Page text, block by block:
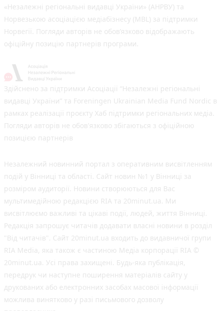
«Незалежні регіональні видавці України» (АНРВУ) та
Норвезькою асоціацією медіабізнесу (MBL) за підтримки
Норвегії. Погляди авторів не обов’язково відображають
офіційну позицію партнерів програми.
Здійснено за підтримки Асоціації “Незалежні регіональні
видавці України” та Foreningen Ukrainian Media Fund Nordic в
рамках реалізації проєкту Хаб підтримки регіональних медіа.
Погляди авторів не обов'язково збігаються з офіційною
позицією партнерів
Незалежний новинний портал з оперативним висвітленням
подій у Вінниці та області. Сайт новин №1 у Вінниці за
розміром аудиторії. Новини створюються для Вас
мультимедійною редакцією RIA та 20minut.ua. Ми
висвітлюємо важливі та цікаві події, людей, життя Вінниці.
Редакція запрошує читачів додавати власні новини в розділ
"Від читачів". Сайт 20minut.ua входить до видавничої групи
RIA Media, яка також є частиною Медіа корпорації RIA ©
20minut.ua. Усі права захищені. Будь-яка публiкацiя,
передрук чи наступне поширення матеріалів сайту у
друкованих або електронних засобах масової інформації
можлива винятково у разі письмового дозволу